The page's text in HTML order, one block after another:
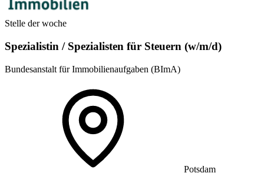
Stelle der woche
Spezialistin / Spezialisten für Steuern (w/m/d)
Bundesanstalt für Immobilienaufgaben (BImA)
Potsdam